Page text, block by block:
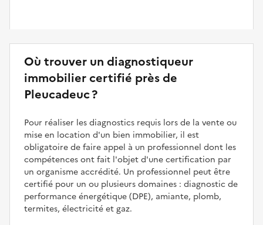
Où trouver un diagnostiqueur
immobilier certifié près de
Pleucadeuc ?
Pour réaliser les diagnostics requis lors de la vente ou
mise en location d'un bien immobilier, il est
obligatoire de faire appel à un professionnel dont les
compétences ont fait l'objet d'une certification par
un organisme accrédité. Un professionnel peut être
certifié pour un ou plusieurs domaines : diagnostic de
performance énergétique (DPE), amiante, plomb,
termites, électricité et gaz.